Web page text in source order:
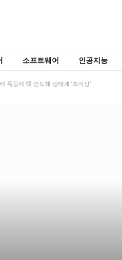
소프트웨어 인공지능
폭등에 韓 반도체 생태계 ‘초비상’